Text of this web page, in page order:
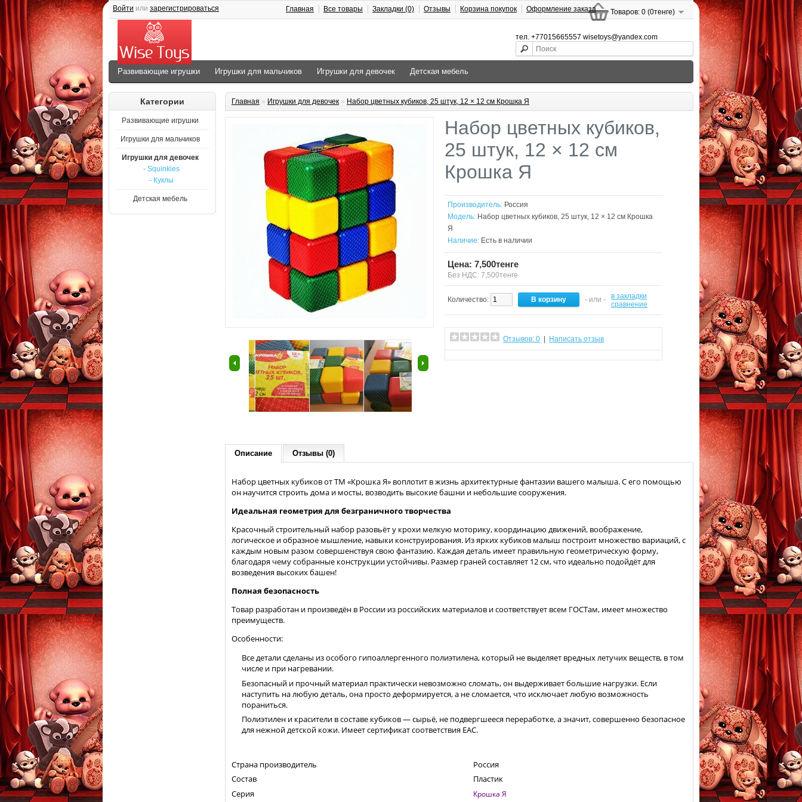
Товаров: 0 (0тенге)
тел. +77015665557 wisetoys@yandex.com
Войти или зарегистрироваться Главная Все товары Закладки (0) Отзывы Корзина покупок Оформление заказа
Развивающие игрушки Игрушки для мальчиков Игрушки для девочек Детская мебель
Категории
Развивающие игрушки
Игрушки для мальчиков
Игрушки для девочек
- Squinkies
- Куклы
Детская мебель
Главная » Игрушки для девочек» Набор цветных кубиков, 25 штук, 12 × 12 см Крошка Я
Набор цветных кубиков,
25 штук, 12 × 12 см
Крошка Я
Производитель: Россия
Модель: Набор цветных кубиков, 25 штук, 12 × 12 см Крошка
Я
Наличие: Есть в наличии
Цена: 7,500тенге
Без НДС: 7,500тенге
Количество: - или -
в закладки
сравнение
Отзывов: 0 Написать отзыв
Описание Отзывы (0)
Набор цветных кубиков от ТМ «Крошка Я» воплотит в жизнь архитектурные фантазии вашего малыша. С его помощью
он научится строить дома и мосты, возводить высокие башни и небольшие сооружения.
Идеальная геометрия для безграничного творчества
Красочный строительный набор разовьёт у крохи мелкую моторику, координацию движений, воображение,
логическое и образное мышление, навыки конструирования. Из ярких кубиков малыш построит множество вариаций, с
каждым новым разом совершенствуя свою фантазию. Каждая деталь имеет правильную геометрическую форму,
благодаря чему собранные конструкции устойчивы. Размер граней составляет 12 см, что идеально подойдёт для
возведения высоких башен!
Полная безопасность
Товар разработан и произведён в России из российских материалов и соответствует всем ГОСТам, имеет множество
преимуществ.
Особенности:
Все детали сделаны из особого гипоаллергенного полиэтилена, который не выделяет вредных летучих веществ, в том
числе и при нагревании.
Безопасный и прочный материал практически невозможно сломать, он выдерживает большие нагрузки. Если
наступить на любую деталь, она просто деформируется, а не сломается, что исключает любую возможность
пораниться.
Полиэтилен и красители в составе кубиков — сырьё, не подвергшееся переработке, а значит, совершенно безопасное
для нежной детской кожи. Имеет сертификат соответствия ЕАС.
Страна производитель
Россия
Состав
Пластик
Серия
Крошка Я